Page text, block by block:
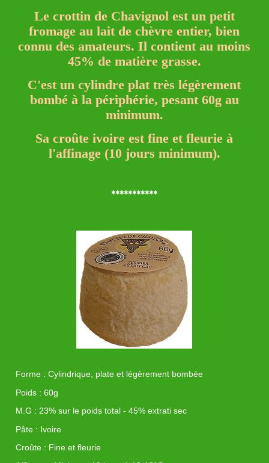
Le crottin de Chavignol est un petit
fromage au lait de chèvre entier, bien
connu des amateurs. Il contient au moins
45% de matière grasse.
C'est un cylindre plat très légèrement
bombé à la périphérie, pesant 60g au
minimum.
Sa croûte ivoire est fine et fleurie à
l'affinage (10 jours minimum).
***********
Forme : Cylindrique, plate et légèrement bombée
Poids : 60g
M.G : 23% sur le poids total - 45% extrati sec
Pâte : Ivoire
Croûte : Fine et fleurie